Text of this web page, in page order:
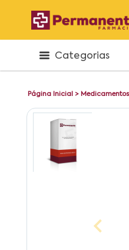
Categorias
Página Inicial > Medicamentos